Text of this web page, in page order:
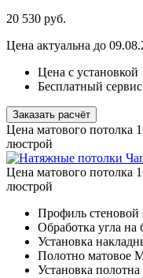
20 530 руб.
Цена актуальна до
Цена с установкой
Бесплатный сервис
Заказать расчёт
Цена матового потолка
люстрой
Цена матового потолка
люстрой
Профиль
Обработка угла
Установка
Полотно матовое
Установка полотна